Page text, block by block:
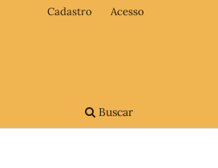
Buscar
Cadastro Acesso